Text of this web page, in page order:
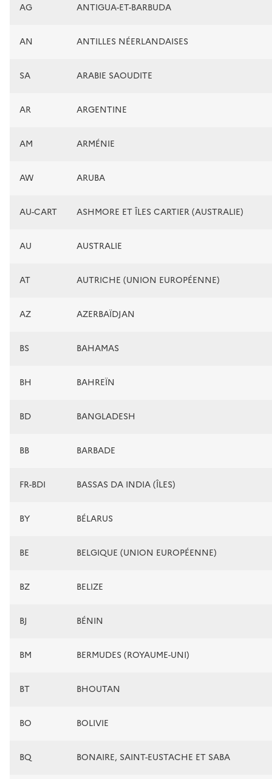
AG ANTIGUA-ET-BARBUDA
AN ANTILLES NÉERLANDAISES
SA ARABIE SAOUDITE
AR ARGENTINE
AM ARMÉNIE
AW ARUBA
AU-CART ASHMORE ET ÎLES CARTIER (AUSTRALIE)
AU AUSTRALIE
AT AUTRICHE (UNION EUROPÉENNE)
AZ AZERBAÏDJAN
BS BAHAMAS
BH BAHREÏN
BD BANGLADESH
BB BARBADE
FR-BDI BASSAS DA INDIA (ÎLES)
BY BÉLARUS
BE BELGIQUE (UNION EUROPÉENNE)
BZ BELIZE
BJ BÉNIN
BM BERMUDES (ROYAUME-UNI)
BT BHOUTAN
BO BOLIVIE
BQ BONAIRE, SAINT-EUSTACHE ET SABA